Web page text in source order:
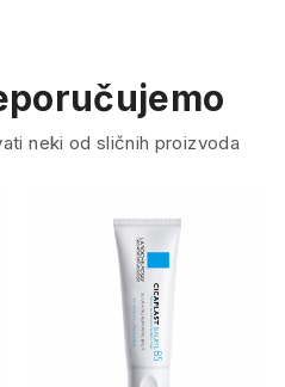
neki od sličnih proizvoda